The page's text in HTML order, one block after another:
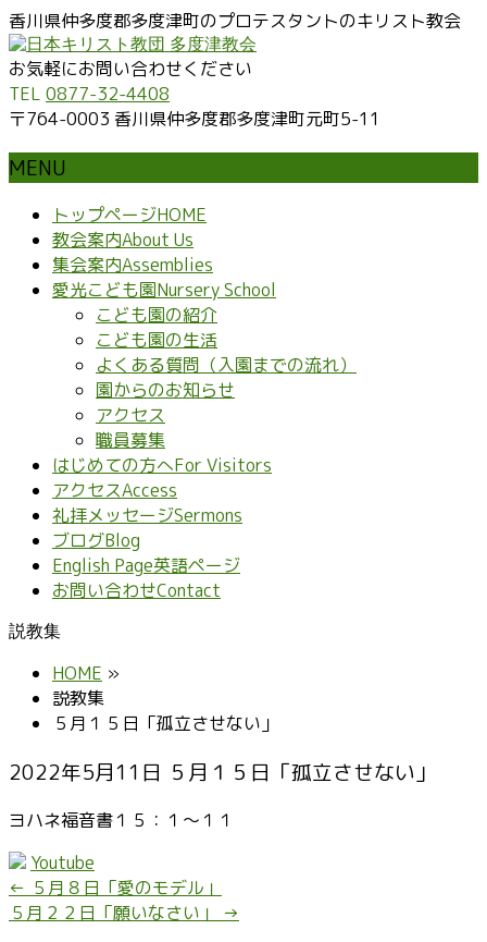
香川県仲多度郡多度津町のプロテスタントのキリスト教会
お気軽にお問い合わせください
TEL 0877-32-4408
〒764-0003 香川県仲多度郡多度津町元町5-11
MENU
トップページHOME
教会案内About Us
集会案内Assemblies
愛光こども園Nursery School
こども園の紹介
こども園の生活
よくある質問（入園までの流れ）
園からのお知らせ
アクセス
職員募集
はじめての方へFor Visitors
アクセスAccess
礼拝メッセージSermons
ブログBlog
English Page英語ページ
お問い合わせContact
説教集
HOME »
説教集
５月１５日「孤立させない」
2022年5月11日 ５月１５日「孤立させない」
ヨハネ福音書１５：１～１１
Youtube
← ５月８日「愛のモデル」
５月２２日「願いなさい」 →